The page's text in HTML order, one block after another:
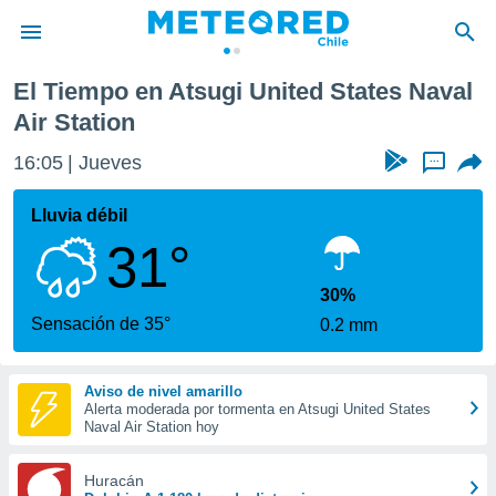
de
para
la
calidad.
a este
las
forma
digital
basada
El Tiempo en Atsugi United States Naval
Air Station
16:05 Jueves ...
Lluvia débil
31°
Sensación de 35°
30%
0.2 mm
Aviso de nivel amarillo
Alerta moderada por tormenta en Atsugi United States
Naval Air Station hoy
Huracán